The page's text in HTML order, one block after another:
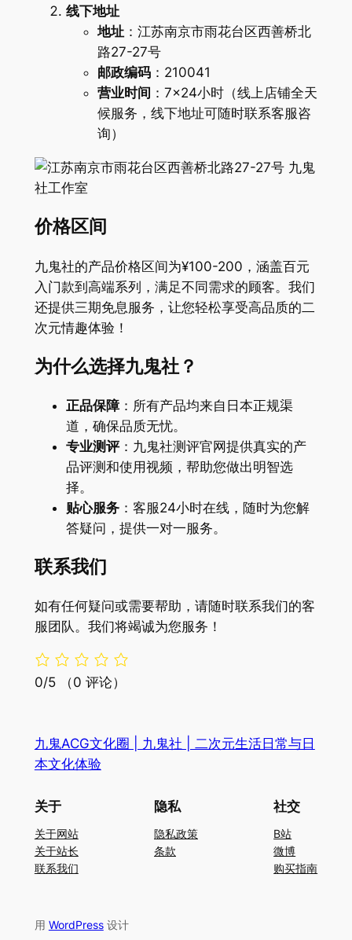
线下地址
地址：江苏南京市雨花台区西善桥北
路27-27号
邮政编码：210041
营业时间 ：7×24小时（线上店铺全天
候服务，线下地址可随时联系客服咨
询）
价格区间
九鬼社的产品价格区间为¥100-200，涵盖百元
入门款到高端系列，满足不同需求的顾客。我们
还提供三期免息服务，让您轻松享受高品质的二
次元情趣体验！
为什么选择九鬼社？
正品保障：所有产品均来自日本正规渠
道，确保品质无忧。
专业测评：九鬼社测评官网提供真实的产
品评测和使用视频，帮助您做出明智选
择。
贴心服务：客服24小时在线，随时为您解
答疑问，提供一对一服务。
联系我们
如有任何疑问或需要帮助，请随时联系我们的客
服团队。我们将竭诚为您服务！
0/5 （0 评论）
九鬼ACG文化圈 | 九鬼社 | 二次元生活日常与日
本文化体验
关于
关于网站
关于站长
联系我们
隐私
隐私政策
条款
社交
B站
微博
购买指南
用 WordPress设计